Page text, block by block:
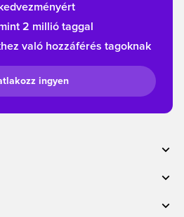
2 millió taggal
való hozzáférés tagoknak
ingyen